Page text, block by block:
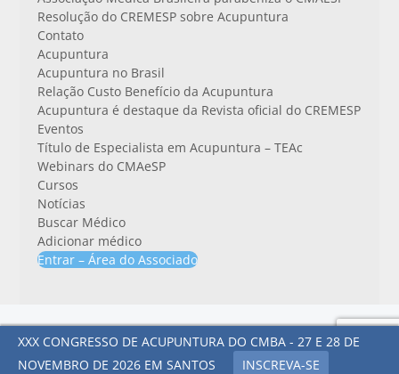
XXX CONGRESSO DE ACUPUNTURA DO CMBA - 27 E 28 DE
NOVEMBRO DE 2026 EM SANTOS
INSCREVA-SE
Resolução do CREMESP sobre Acupuntura
Contato
Acupuntura
Acupuntura no Brasil
Relação Custo Benefício da Acupuntura
Acupuntura é destaque da Revista oficial do CREMESP
Eventos
Título de Especialista em Acupuntura – TEAc
Webinars do CMAeSP
Cursos
Notícias
Buscar Médico
Adicionar médico
Entrar – Área do Associado
Todos os direitos reservados. Colégio Médico de Acupuntura de São
Paulo - 2025